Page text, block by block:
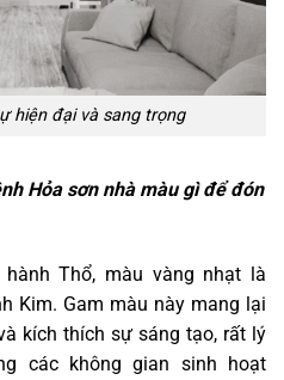
hiện đại và sang trọng
Hỏa sơn nhà màu gìđể đón
hành Thổ, màu vàng nhạt là
Kim. Gam màu này mang lại
kích thích sự sáng tạo, rất lý
các không gian sinh hoạt